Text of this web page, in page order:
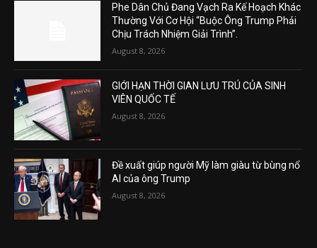
Phe Dân Chủ Đang Vạch Ra Kế Hoạch Khác
Thường Với Cơ Hội “Buộc Ông Trump Phải
Chịu Trách Nhiệm Giải Trình”.
August 8, 2026
GIỚI HẠN THỜI GIAN LƯU TRÚ CỦA SINH
VIÊN QUỐC TẾ
August 8, 2026
Đề xuất giúp người Mỹ làm giàu từ bùng nổ
AI của ông Trump
August 8, 2026